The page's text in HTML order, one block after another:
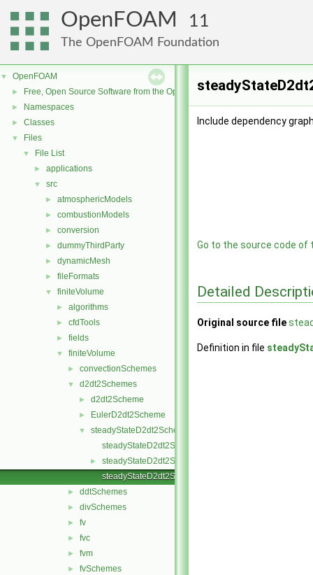
OpenFOAM 11
The OpenFOAM Foundation
▼ OpenFOAM
► Free, Open Source Software from the OpenFOAM Foundation
► Namespaces
► Classes
▼ Files
▼ File List
► applications
▼ src
► atmosphericModels
► combustionModels
► conversion
► dummyThirdParty
► dynamicMesh
► fileFormats
▼ finiteVolume
► algorithms
► cfdTools
► fields
▼ finiteVolume
► convectionSchemes
▼ d2dt2Schemes
► d2dt2Scheme
► EulerD2dt2Scheme
▼
steadyStateD2dt2Scheme
steadyStateD2dt2Scheme.C
►
steadyStateD2dt2Scheme.H
steadyStateD2dt2Schemes.C
► ddtSchemes
► divSchemes
► fv
► fvc
► fvm
► fvSchemes
Include dependency
Go to the source code of
Detailed
Original source file
Definition in file